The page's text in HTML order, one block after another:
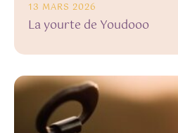
13 MARS 2026
La yourte de Youdooo